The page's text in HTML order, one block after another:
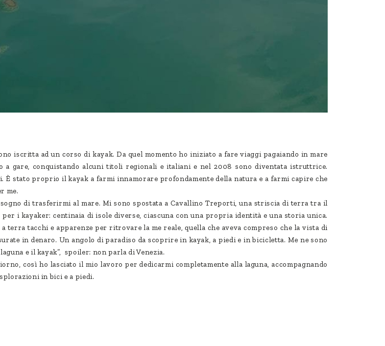
iscritta ad un corso di kayak. Da quel momento ho iniziato a fare viaggi pagaiando in mare
a gare, conquistando alcuni titoli regionali e italiani e nel 2008 sono diventata istruttrice.
È stato proprio il kayak a farmi innamorare profondamente della natura e a farmi capire che
me.
di trasferirmi al mare. Mi sono spostata a Cavallino Treporti, una striscia di terra tra il
i kayaker: centinaia di isole diverse, ciascuna con una propria identità e una storia unica.
tacchi e apparenze per ritrovare la me reale, quella che aveva compreso che la vista di
in denaro. Un angolo di paradiso da scoprire in kayak, a piedi e in bicicletta. Me ne sono
e il kayak”, spoiler: non parla di Venezia.
così ho lasciato il mio lavoro per dedicarmi completamente alla laguna, accompagnando
in bici e a piedi.